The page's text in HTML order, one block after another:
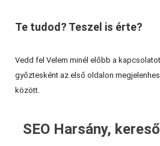
Te tudod? Teszel is érte?
Vedd fel Velem minél előbb a
győztesként az első oldalon
között.
SEO Harsány,